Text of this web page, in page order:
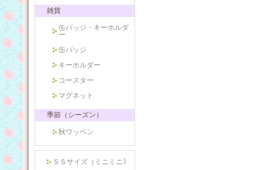
雑貨
缶バッジ・キーホルダ
ー
缶バッジ
キーホルダー
コースター
マグネット
季節（シーズン）
秋ワッペン
ＳＳサイズ（ミニミニ)